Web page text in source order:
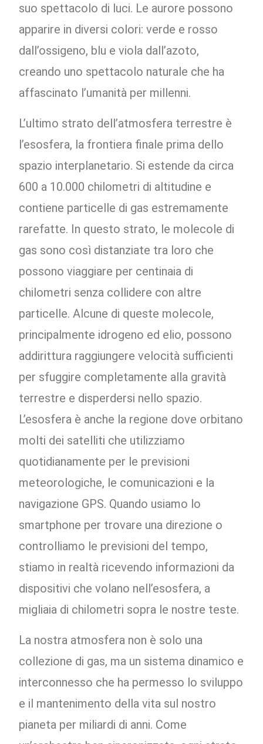
suo spettacolo di luci. Le aurore possono
apparire in diversi colori: verde e rosso
dall’ossigeno, blu e viola dall’azoto,
creando uno spettacolo naturale che ha
affascinato l’umanità per millenni.
L’ultimo strato dell’atmosfera terrestre è
l’esosfera, la frontiera finale prima dello
spazio interplanetario. Si estende da circa
600 a 10.000 chilometri di altitudine e
contiene particelle di gas estremamente
rarefatte. In questo strato, le molecole di
gas sono così distanziate tra loro che
possono viaggiare per centinaia di
chilometri senza collidere con altre
particelle. Alcune di queste molecole,
principalmente idrogeno ed elio, possono
addirittura raggiungere velocità sufficienti
per sfuggire completamente alla gravità
terrestre e disperdersi nello spazio.
L’esosfera è anche la regione dove orbitano
molti dei satelliti che utilizziamo
quotidianamente per le previsioni
meteorologiche, le comunicazioni e la
navigazione GPS. Quando usiamo lo
smartphone per trovare una direzione o
controlliamo le previsioni del tempo,
stiamo in realtà ricevendo informazioni da
dispositivi che volano nell’esosfera, a
migliaia di chilometri sopra le nostre teste.
La nostra atmosfera non è solo una
collezione di gas, ma un sistema dinamico e
interconnesso che ha permesso lo sviluppo
e il mantenimento della vita sul nostro
pianeta per miliardi di anni. Come